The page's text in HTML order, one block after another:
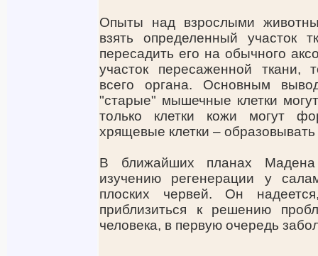
Опыты над взрослыми
взять определенный участок
пересадить его на обычного
участок пересаженной ткани,
всего органа. Основным
"старые" мышечные клетки
только клетки кожи могут
хрящевые клетки –
В ближайших планах
изучению регенерации у
плоских червей. Он
приблизиться к решению
человека, в первую очередь